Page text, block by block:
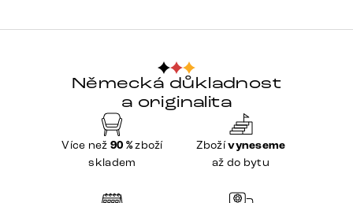
Německá důkladnost
a originalita
Více než 90 %zboží
skladem
Zbožívyneseme
až do bytu